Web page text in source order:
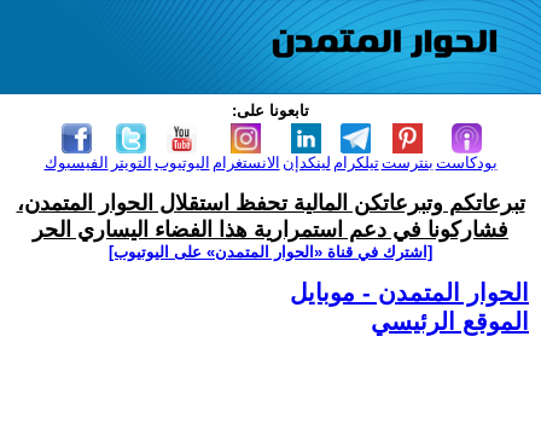
تابعونا على:
الفيسبوك التويتر اليوتيوب الانستغرام لينكدإن تيلكرامبنترست بودكاست
تبرعاتكم وتبرعاتكن المالية تحفظ استقلال الحوار المتمدن،
فشاركونا في دعم استمرارية هذا الفضاء اليساري الحر
[اشترك في قناة ‫«الحوار المتمدن» على اليوتيوب]
الحوار المتمدن - موبايل
الموقع الرئيسي